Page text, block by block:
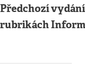
Předchozí
rubrikách